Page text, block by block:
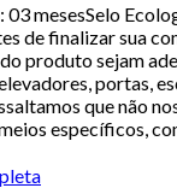
mesesSelo
de finalizar sua
produto sejam
portas,
que não
específicos,